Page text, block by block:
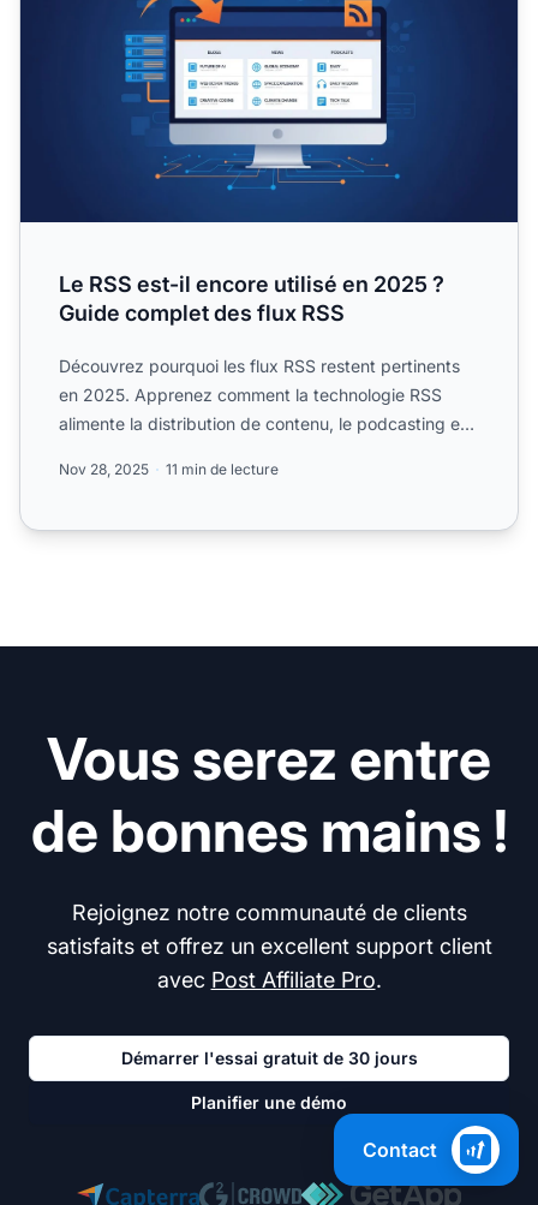
Le RSS est-il encore utilisé en 2025 ?
Guide complet des flux RSS
Découvrez pourquoi les flux RSS restent pertinents
en 2025. Apprenez comment la technologie RSS
alimente la distribution de contenu, le podcasting et
Nov 28, 2025 11 min de lecture
Vous serez entre
de bonnes mains !
Rejoignez notre communauté de clients
satisfaits et offrez un excellent support client
avec Post Affiliate Pro.
Démarrer l'essai gratuit de 30 jours
Planifier une démo
Contact